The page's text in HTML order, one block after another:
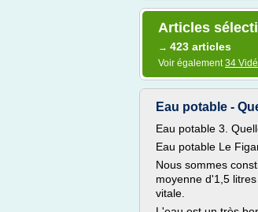
Articles
→ 423 articles
Voir également34
Eau potable -
Eau potable 3.
Eau potable Le
Nous sommes
moyenne d'1,5
vitale.